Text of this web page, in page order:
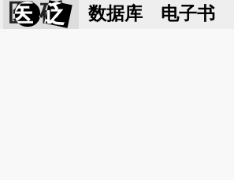
医 砭 数据库 电子书